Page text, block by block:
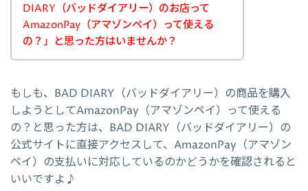
DIARY（バッドダイアリー）のお店って
AmazonPay（アマゾンペイ）って使える
の？」と思った方はいませんか？
もしも、BAD DIARY（バッドダイアリー）の商品を購入
しようとしてAmazonPay（アマゾンペイ）って使える
の？と思った方は、BAD DIARY（バッドダイアリー）の
公式サイトに直接アクセスして、AmazonPay（アマゾン
ペイ）の支払いに対応しているのかどうかを確認されると
いいですよ♪